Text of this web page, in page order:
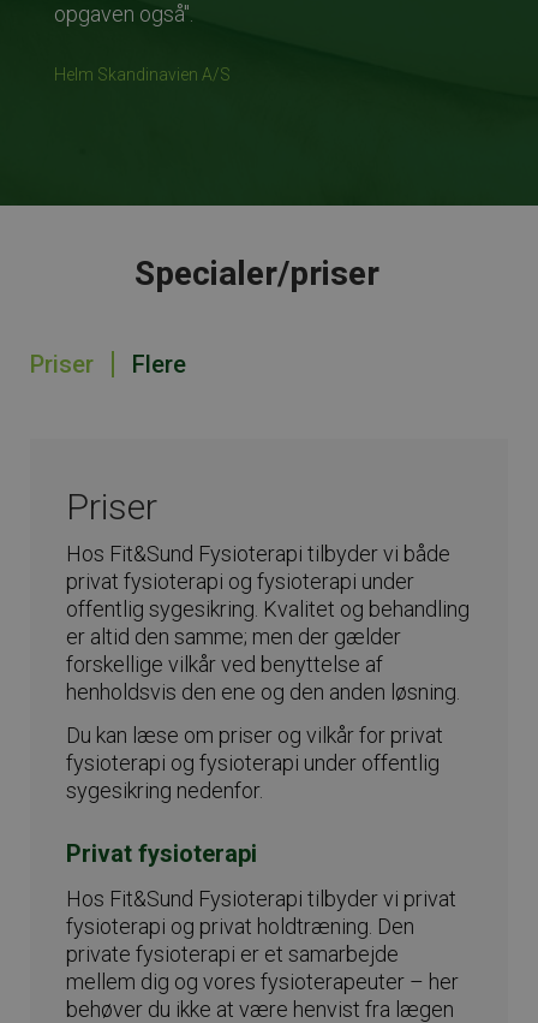
opgaven også".
Helm Skandinavien A/S
Specialer/priser
Priser Flere
Priser
Hos Fit&Sund Fysioterapi tilbyder vi både
privat fysioterapi og fysioterapi under
offentlig sygesikring. Kvalitet og behandling
er altid den samme; men der gælder
forskellige vilkår ved benyttelse af
henholdsvis den ene og den anden løsning.
Du kan læse om priser og vilkår for privat
fysioterapi og fysioterapi under offentlig
sygesikring nedenfor.
Privat fysioterapi
Hos Fit&Sund Fysioterapi tilbyder vi privat
fysioterapi og privat holdtræning. Den
private fysioterapi er et samarbejde
mellem dig og vores fysioterapeuter – her
behøver du ikke at være henvist fra lægen